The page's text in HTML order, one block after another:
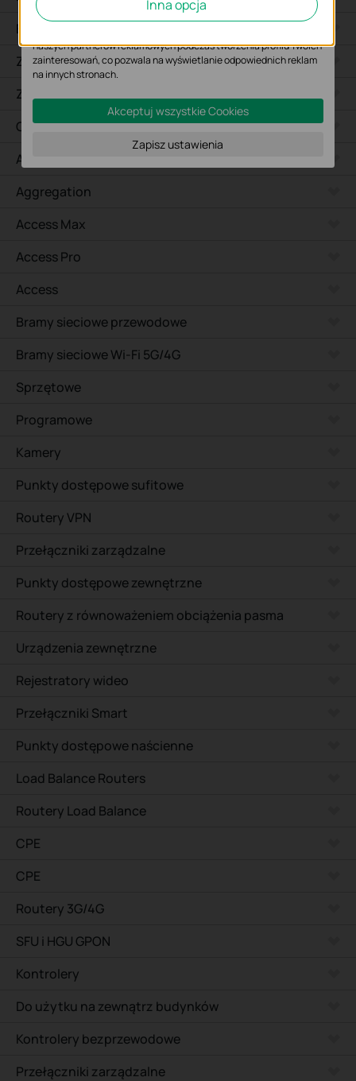
Biurkowe
Zewnętrzne
Zewnętrzne Bridge
Campus
Access Plus
Aggregation
Access Max
Access Pro
Access
Bramy sieciowe przewodowe
Bramy sieciowe Wi-Fi 5G/4G
Sprzętowe
Programowe
Kamery
Punkty dostępowe sufitowe
Routery VPN
Przełączniki zarządzalne
Punkty dostępowe zewnętrzne
Routery z równoważeniem obciążenia pasma
Urządzenia zewnętrzne
Rejestratory wideo
Przełączniki Smart
Punkty dostępowe naścienne
Load Balance Routers
Routery Load Balance
CPE
CPE
Routery 3G/4G
SFU i HGU GPON
Kontrolery
Do użytku na zewnątrz budynków
Kontrolery bezprzewodowe
Przełączniki zarządzalne
Inna opcja
wyświetlanych treści.
naszych partnerów reklamowych podczas tworzenia profilu Twoich
zainteresowań, co pozwala na wyświetlanie odpowiednich reklam
na innych stronach.
Akceptuj wszystkie Cookies
Zapisz ustawienia